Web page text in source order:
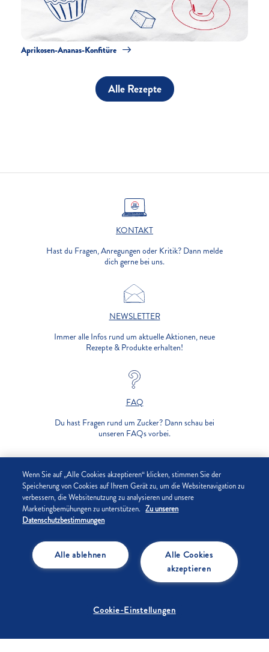
Aprikosen-Ananas-Konfitüre
Alle Rezepte
KONTAKT
Hast du Fragen, Anregungen oder Kritik? Dann melde
dich gerne bei uns.
NEWSLETTER
Immer alle Infos rund um aktuelle Aktionen, neue
Rezepte & Produkte erhalten!
FAQ
Du hast Fragen rund um Zucker? Dann schau bei
unseren FAQs vorbei.
UNTERNEHMEN
DATENSCHUTZ
COOKIE-EINSTELLUNGEN
Wenn Sie auf „Alle Cookies akzeptieren“ klicken, stimmen Sie der
Speicherung von Cookies auf Ihrem Gerät zu, um die Websitenavigation zu
verbessern, die Websitenutzung zu analysieren und unsere
Marketingbemühungen zu unterstützen. Zu unseren
Datenschutzbestimmungen
Alle Cookies
akzeptieren
Alle ablehnen
Cookie-Einstellungen